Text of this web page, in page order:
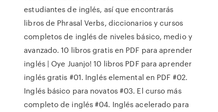
estudiantes de inglés, así que encontrarás
libros de Phrasal Verbs, diccionarios y cursos
completos de inglés de niveles básico, medio y
avanzado. 10 libros gratis en PDF para aprender
inglés | Oye Juanjo! 10 libros PDF para aprender
inglés gratis #01. Inglés elemental en PDF #02.
Inglés básico para novatos #03. El curso más
completo de inglés #04. Inglés acelerado para